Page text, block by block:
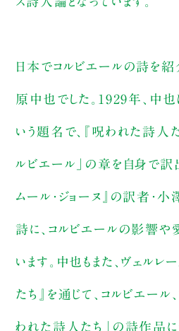
日本でコルビエールの詩を紹
原中也でした。1929年、中
いう題名で、『呪われた詩人
ルビエール」の章を自身で訳
ムール・ジョーヌ』の訳者・
詩に、コルビエールの影響や
います。中也もまた、ヴェルレ
たち』を通じて、コルビエール
われた詩人たち」の詩作品に